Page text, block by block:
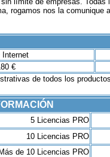
rogamos nos la comunique
Internet
€
de todos los productos
5 Licencias PRO
10 Licencias PRO
Más de 10 Licencias PRO